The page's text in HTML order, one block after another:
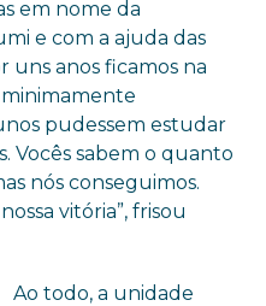
em nome da
e com a ajuda das
uns anos ficamos na
pudessem estudar
Vocês sabem o quanto
nós conseguimos.
vitória”, frisou
Ao todo, a unidade